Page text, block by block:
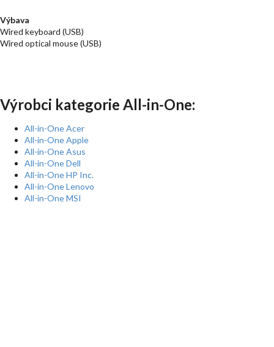
Výbava
Wired keyboard (USB)
Wired optical mouse (USB)
Výrobci kategorie All-in-One:
All-in-One Acer
All-in-One Apple
All-in-One Asus
All-in-One Dell
All-in-One HP Inc.
All-in-One Lenovo
All-in-One MSI